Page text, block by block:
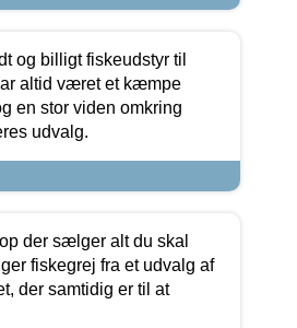
og billigt fiskeudstyr til
altid været et kæmpe
en stor viden omkring
udvalg.
der sælger alt du skal
fiskegrej fra et udvalg af
der samtidig er til at